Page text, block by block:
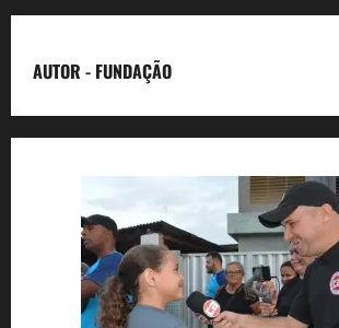
AUTOR - FUNDAÇÃO